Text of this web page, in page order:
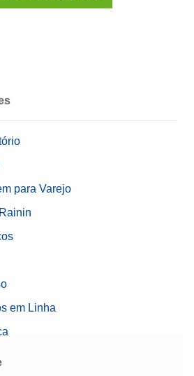
4
para Varejo
em Linha